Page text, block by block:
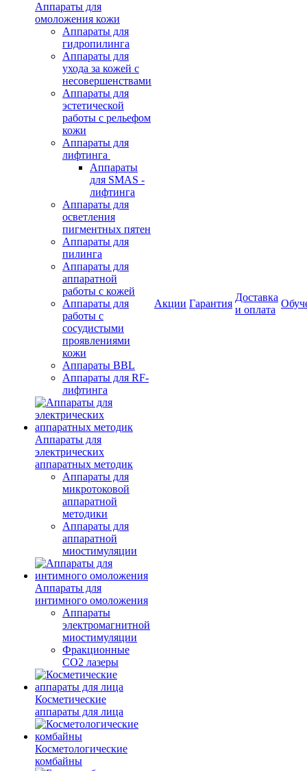
Аппараты для
омоложения кожи
Аппараты для
гидропилинга
Аппараты для
ухода за кожей с
несовершенствами
Аппараты для
эстетической
работы с рельефом
кожи
Аппараты для
лифтинга
Аппараты
для SMAS -
лифтинга
Аппараты для
осветления
пигментных пятен
Аппараты для
пилинга
Аппараты для
аппаратной
работы с кожей
Аппараты для
работы с
сосудистыми
проявлениями
кожи
Аппараты BBL
Аппараты для RF-
лифтинга
Аппараты для
электрических
аппаратных методик
Аппараты для
микротоковой
аппаратной
методики
Аппараты для
аппаратной
миостимуляции
Аппараты для
интимного омоложения
Аппараты
электромагнитной
миостимуляции
Фракционные
CO2 лазеры
Косметические
аппараты для лица
Косметологические
комбайны
Акции Гарантия
Доставка
и оплата